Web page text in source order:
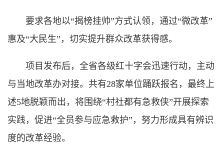
要求各地以“揭榜挂帅”方式认领，通过“微改革”
惠及“大民生”，切实提升群众改革获得感。
项目发布后，全省各级红十字会迅速行动，主动
与当地改革办对接。共有28家单位踊跃报名，最终上
述5地脱颖而出，将围绕“村社都有急救侠”开展探索
实践，促进“全员参与应急救护”，努力形成具有辨识
度的改革经验。